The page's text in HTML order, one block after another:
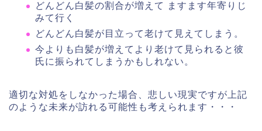
どんどん白髪の割合が増えて ますます年寄りじ
みて行く
どんどん白髪が目立って老けて見えてしまう。
今よりも白髪が増えてより老けて見られると彼
氏に振られてしまうかもしれない。
適切な対処をしなかった場合、悲しい現実ですが上記
のような未来が訪れる可能性も考えられます・・・